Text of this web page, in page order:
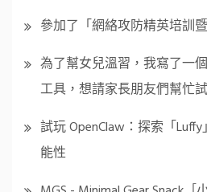
參加了「網絡攻防精英培訓
為了幫女兒溫習，我寫了一
工具，想請家長朋友們幫忙
試玩 OpenClaw：探索「
能性